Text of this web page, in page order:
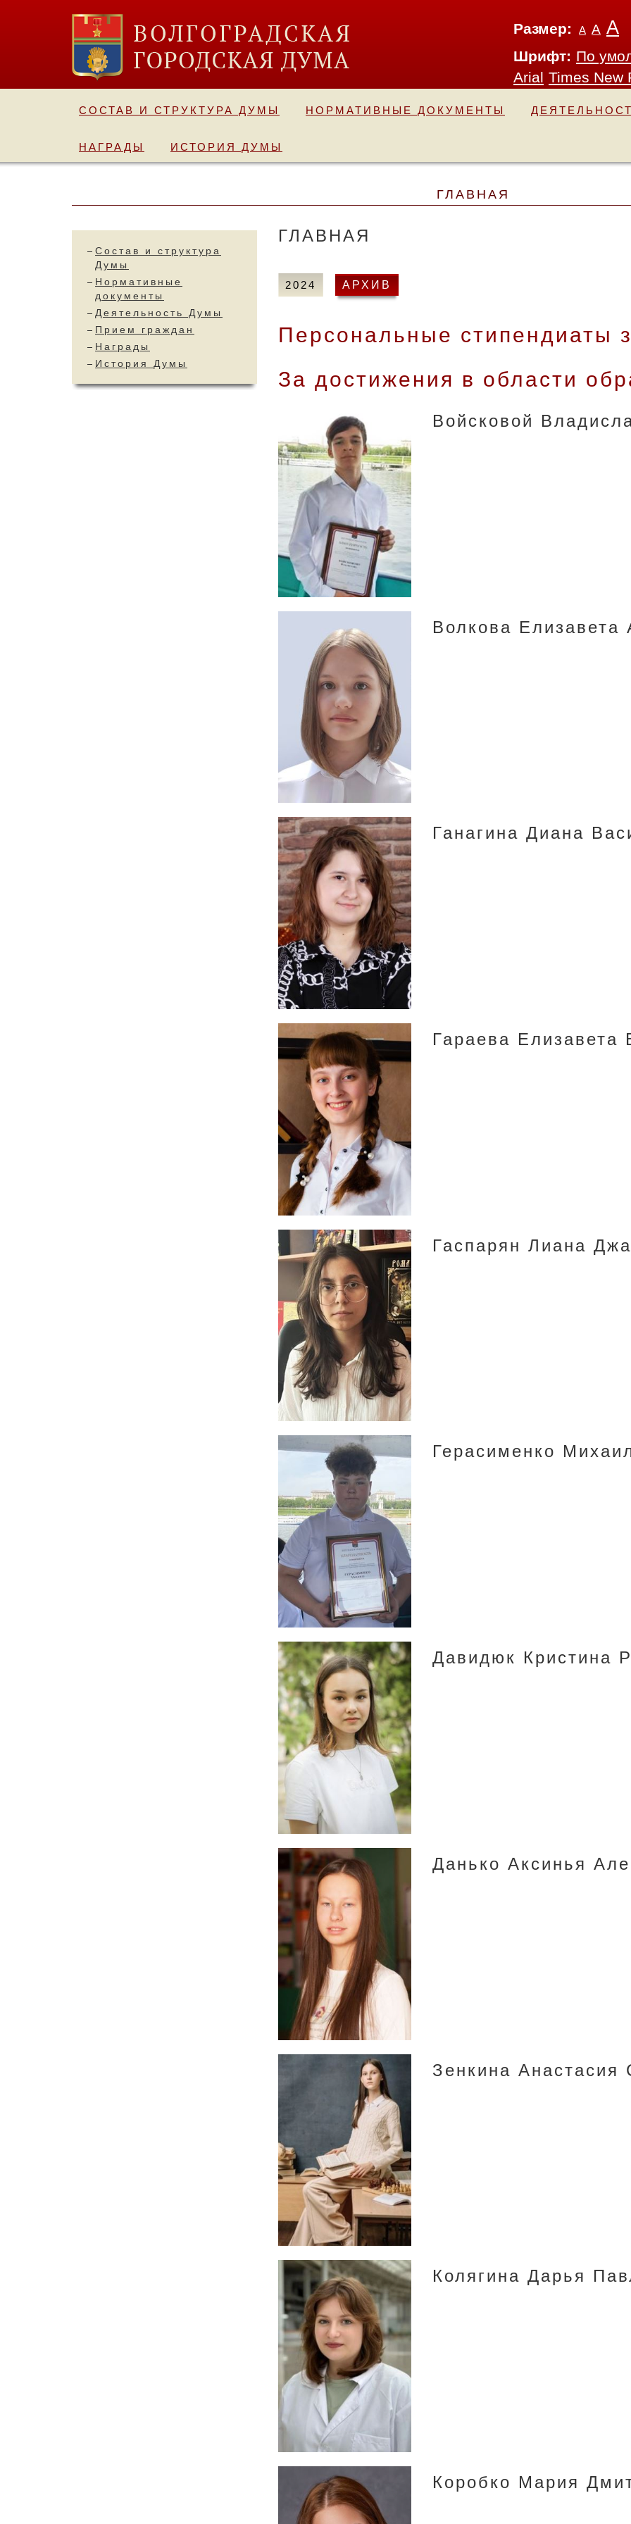
Размер: А А А
Шрифт: По
Arial Times New
СОСТАВ И СТРУКТУРА ДУМЫ НОРМАТИВНЫЕ ДОКУМЕНТЫ
НАГРАДЫ ИСТОРИЯ ДУМЫ
ГЛАВНАЯ
Состав и структура
Думы
Нормативные
документы
Деятельность Думы
Прием граждан
Награды
История Думы
ГЛАВНАЯ
2024 АРХИВ
Персональные стипендиаты
За достижения в области
Войсковой
Волкова Елизавета
Ганагина Диана
Гараева Елизавета
Гаспарян Лиана
Герасименко
Давидюк Кристина
Данько Аксинья
Зенкина Анастасия
Колягина Дарья
Коробко Мария